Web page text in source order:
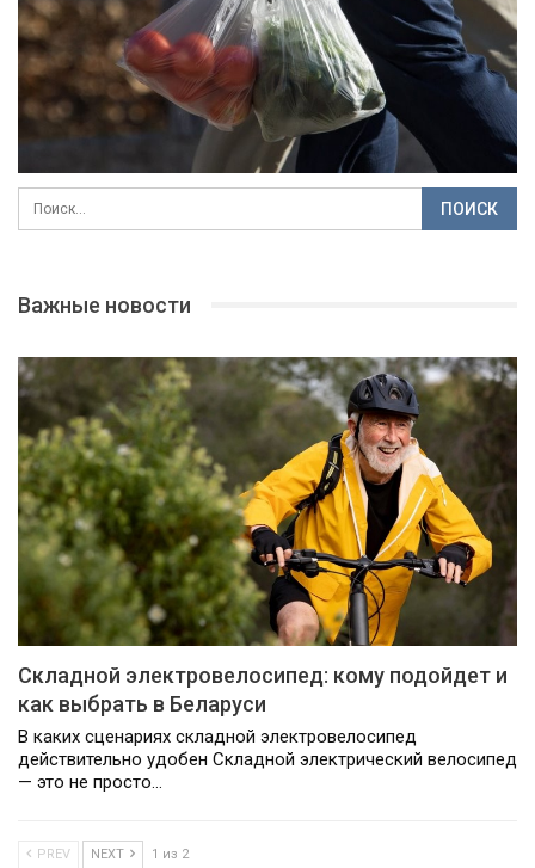
Важные новости
Складной электровелосипед: кому подойдет и
как выбрать в Беларуси
В каких сценариях складной электровелосипед
действительно удобен Складной электрический велосипед
— это не просто…
PREV NEXT 1 из 2